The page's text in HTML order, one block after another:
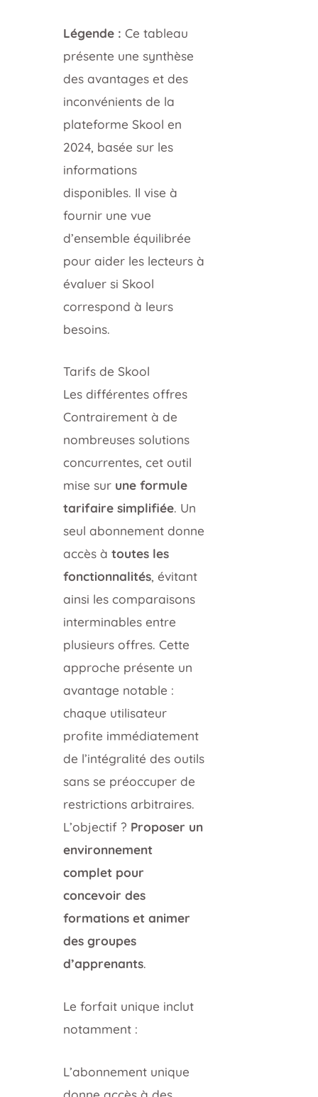
Légende : Ce tableau
présente une synthèse
des avantages et des
inconvénients de la
plateforme Skool en
2024, basée sur les
informations
disponibles. Il vise à
fournir une vue
d’ensemble équilibrée
pour aider les lecteurs à
évaluer si Skool
correspond à leurs
besoins.
Tarifs de Skool
Les différentes offres
Contrairement à de
nombreuses solutions
concurrentes, cet outil
mise sur une formule
tarifaire simplifiée. Un
seul abonnement donne
accès àtoutes les
fonctionnalités, évitant
ainsi les comparaisons
interminables entre
plusieurs offres. Cette
approche présente un
avantage notable :
chaque utilisateur
profite immédiatement
de l’intégralité des outils
sans se préoccuper de
restrictions arbitraires.
L’objectif ? Proposer un
environnement
complet pour
concevoir des
formations et animer
des groupes
d’apprenants.
Le forfait unique inclut
notamment :
L’abonnement unique